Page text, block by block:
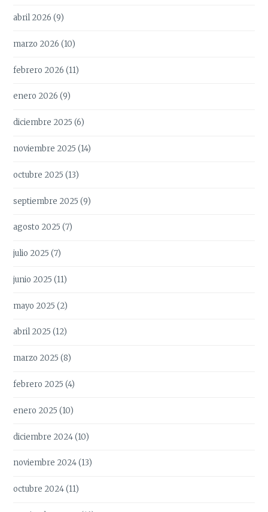
abril 2026 (9)
marzo 2026 (10)
febrero 2026 (11)
enero 2026 (9)
diciembre 2025 (6)
noviembre 2025 (14)
octubre 2025 (13)
septiembre 2025 (9)
agosto 2025 (7)
julio 2025 (7)
junio 2025 (11)
mayo 2025 (2)
abril 2025 (12)
marzo 2025 (8)
febrero 2025 (4)
enero 2025 (10)
diciembre 2024(10)
noviembre 2024(13)
octubre 2024(11)